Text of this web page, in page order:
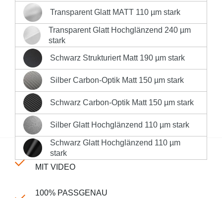
Transparent Glatt MATT 110 µm stark
Transparent Glatt MATT 110 µm stark
Transparent Glatt Hochglänzend 240 µm
stark
Transparent Glatt Hochglänzend 240 µm stark
Schwarz Strukturiert Matt 190 µm stark
Schwarz Strukturiert Matt 190 µm stark
Silber Carbon-Optik Matt 150 µm stark
Silber Carbon-Optik Matt 150 µm stark
Schwarz Carbon-Optik Matt 150 µm stark
Schwarz Carbon-Optik Matt 150 µm stark
Silber Glatt Hochglänzend 110 µm stark
Silber Glatt Hochglänzend 110 µm stark
Schwarz Glatt Hochglänzend 110 µm
stark
Schwarz Glatt Hochglänzend 110 µm stark
Preise inkl. MwSt. zzgl. Versandkosten
Produkt Anzahl: Gib den gewünschten
IN DEN WARENKORB
Sofort versandfertig, Lieferzeit 1-3 Werktage innerhalb
Deutschlands **
Produktnummer:
EINFACHE MONTAGE
MIT VIDEO
100% PASSGENAU